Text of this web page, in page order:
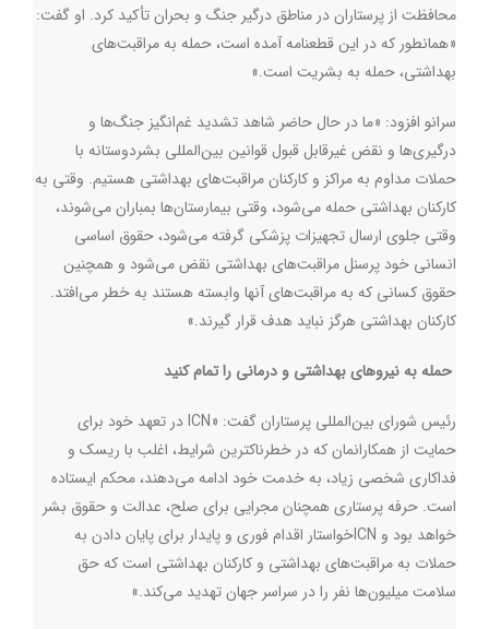
محافظت از پرستاران در مناطق درگیر جنگ و بحران تأکید کرد. او گفت:
«همانطور که در این قطعنامه آمده است، حمله به مراقبت‌های
بهداشتی، حمله به بشریت است.»
سرانو افزود: «ما در حال حاضر شاهد تشدید غم‌انگیز جنگ‌ها و
درگیری‌ها و نقض غیرقابل قبول قوانین بین‌المللی بشردوستانه با
حملات مداوم به مراکز و کارکنان مراقبت‌های بهداشتی هستیم. وقتی به
کارکنان بهداشتی حمله می‌شود، وقتی بیمارستان‌ها بمباران می‌شوند،
وقتی جلوی ارسال تجهیزات پزشکی گرفته می‌شود، حقوق اساسی
انسانی خود پرسنل مراقبت‌های بهداشتی نقض می‌شود و همچنین
حقوق کسانی که به مراقبت‌های آنها وابسته هستند به خطر می‌افتد.
کارکنان بهداشتی هرگز نباید هدف قرار گیرند.»
حمله به نیروهای بهداشتی و درمانی را تمام کنید
رئیس شورای بین‌المللی پرستاران گفت: «ICNدر تعهد خود برای
حمایت از همکارانمان که در خطرناکترین شرایط، اغلب با ریسک و
فداکاری شخصی زیاد، به خدمت خود ادامه می‌دهند، محکم ایستاده
است. حرفه پرستاری همچنان مجرایی برای صلح، عدالت و حقوق بشر
خواهد بود و ICNخواستار اقدام فوری و پایدار برای پایان دادن به
حملات به مراقبت‌های بهداشتی و کارکنان بهداشتی است که حق
سلامت میلیون‌ها نفر را در سراسر جهان تهدید می‌کند.»